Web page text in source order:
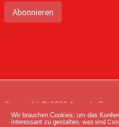
Wir brauchen Cookies, um das
interessant zu gestalten. was sind
Abonnieren
Copyright © 2026 Agenda
vorbehalten.